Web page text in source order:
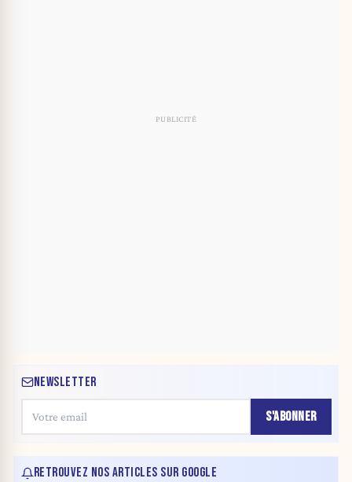
NEWSLETTER
S'ABONNER
RETROUVEZ NOS ARTICLES SUR GOOGLE